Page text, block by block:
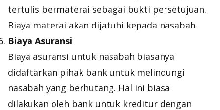
tertulis bermaterai sebagai bukti persetujuan.
Biaya materai akan dijatuhi kepada nasabah.
Biaya Asuransi
Biaya asuransi untuk nasabah biasanya
didaftarkan pihak bank untuk melindungi
nasabah yang berhutang. Hal ini biasa
dilakukan oleh bank untuk kreditur dengan